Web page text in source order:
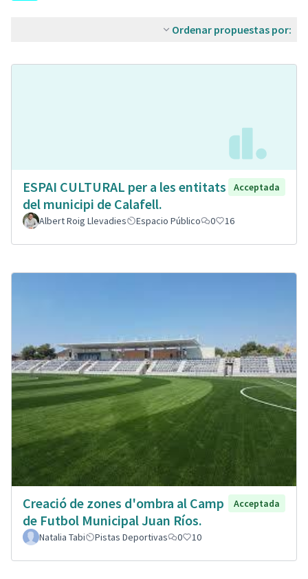
Ordenar propuestas por:
ESPAI CULTURAL per a les entitats
del municipi de Calafell.
Acceptada
Albert Roig Llevadies Espacio Público 0 16
Creació de zones d'ombra al Camp
de Futbol Municipal Juan Ríos.
Acceptada
Natalia Tabi Pistas Deportivas 0 10